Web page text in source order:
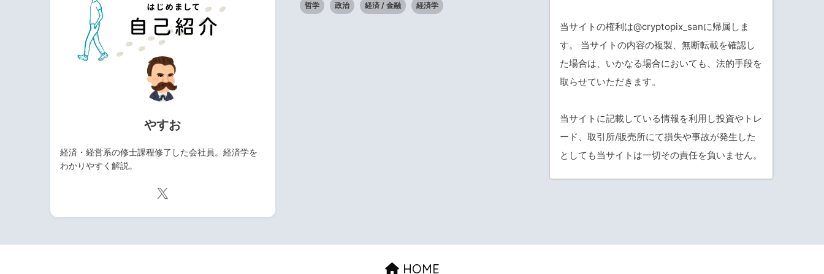
やすお
経済・経営系の修士課程修了した会社員。経済学を
わかりやすく解説。
哲学 政治 経済 / 金融 経済学
当サイトの権利は@cryptopix_sanに帰属しま
す。 当サイトの内容の複製、無断転載を確認し
た場合は、いかなる場合においても、法的手段を
取らせていただきます。
当サイトに記載している情報を利用し投資やトレ
ード、取引所/販売所にて損失や事故が発生した
としても当サイトは一切その責任を負いません。
HOME